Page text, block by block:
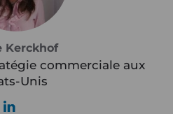
Kerckhof
commerciale aux
Unis